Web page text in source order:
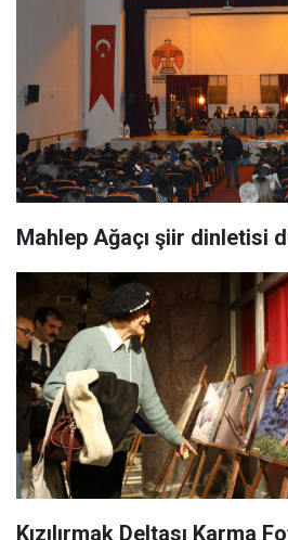
Mahlep Ağaçı şiir dinletisi
Kızılırmak Deltası Karma